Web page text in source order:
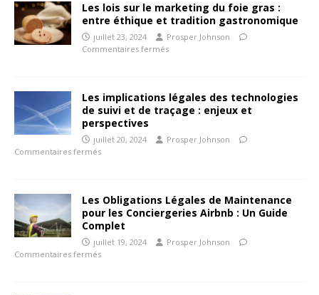
Les lois sur le marketing du foie gras :
entre éthique et tradition gastronomique
juillet 23, 2024
Prosper Johnson
Commentaires fermés
Les implications légales des technologies
de suivi et de traçage : enjeux et
perspectives
juillet 20, 2024
Prosper Johnson
Commentaires fermés
Les Obligations Légales de Maintenance
pour les Conciergeries Airbnb : Un Guide
Complet
juillet 19, 2024
Prosper Johnson
Commentaires fermés